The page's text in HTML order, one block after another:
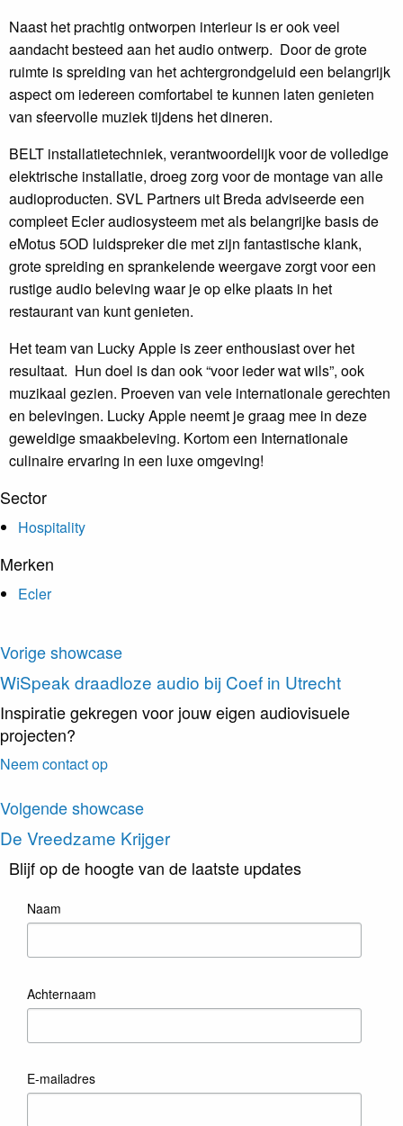
Naast het prachtig ontworpen interieur is er ook veel
aandacht besteed aan het audio ontwerp. Door de grote
ruimte is spreiding van het achtergrondgeluid een belangrijk
aspect om iedereen comfortabel te kunnen laten genieten
van sfeervolle muziek tijdens het dineren.
BELT installatietechniek, verantwoordelijk voor de volledige
elektrische installatie, droeg zorg voor de montage van alle
audioproducten. SVL Partners uit Breda adviseerde een
compleet Ecler audiosysteem met als belangrijke basis de
eMotus 5OD luidspreker die met zijn fantastische klank,
grote spreiding en sprankelende weergave zorgt voor een
rustige audio beleving waar je op elke plaats in het
restaurant van kunt genieten.
Het team van Lucky Apple is zeer enthousiast over het
resultaat. Hun doel is dan ook “voor ieder wat wils”, ook
muzikaal gezien. Proeven van vele internationale gerechten
en belevingen. Lucky Apple neemt je graag mee in deze
geweldige smaakbeleving. Kortom een Internationale
culinaire ervaring in een luxe omgeving!
Sector
Hospitality
Merken
Ecler
Vorige showcase
WiSpeak draadloze audio bij Coef in Utrecht
Inspiratie gekregen voor jouw eigen audiovisuele
projecten?
Neem contact op
Volgende showcase
De Vreedzame Krijger
Blijf op de hoogte van de laatste updates
Naam
Achternaam
E-mailadres